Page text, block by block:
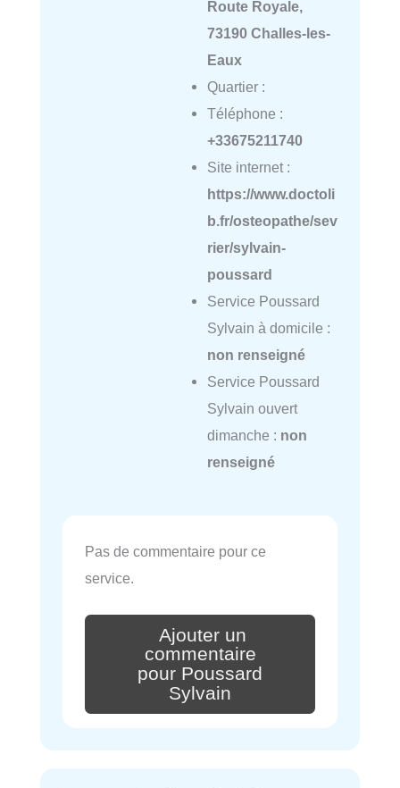
Route Royale,
73190 Challes-les-
Eaux
Quartier :
Téléphone :
+33675211740
Site internet :
https://www.doctoli
b.fr/osteopathe/sev
rier/sylvain-
poussard
Service Poussard
Sylvain à domicile :
non renseigné
Service Poussard
Sylvain ouvert
dimanche : non
renseigné
Pas de commentaire pour ce
service.
Ajouter un
commentaire
pour Poussard
Sylvain